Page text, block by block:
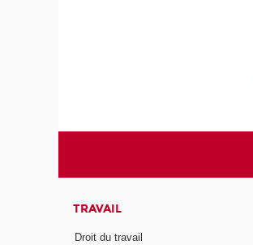
TRAVAIL
Droit du travail